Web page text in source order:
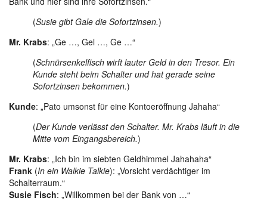
(Susie gibt Gale die Sofortzinsen.)
Mr. Krabs: „Ge …, Gel …, Ge …“
(Schnürsenkelfisch wirft lauter Geld in den Tresor. Ein
Kunde steht beim Schalter und hat gerade seine
Sofortzinsen bekommen.)
Kunde: „Pato umsonst für eine Kontoeröffnung Jahaha“
(Der Kunde verlässt den Schalter. Mr. Krabs läuft in die
Mitte vom Eingangsbereich.)
Mr. Krabs: „Ich bin im siebten Geldhimmel Jahahaha“
Frank (In ein Walkie Talkie): „Vorsicht verdächtiger im
Schalterraum.“
Susie Fisch: „Willkommen bei der Bank von …“